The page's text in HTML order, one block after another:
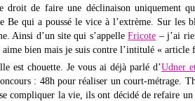
droit de faire une déclinaison uniquement
Be qui a poussé le vice à l’extrème. Sur les
Ainsi d’un site qui s’appelleFricote – j’ai
aime bien mais je suis contre l’intitulé « article
est chouette. Je vous ai déjà parlé d’Udner
: 48h pour réaliser un court-métrage.
compliquer la vie, ils ont décidé de refaire